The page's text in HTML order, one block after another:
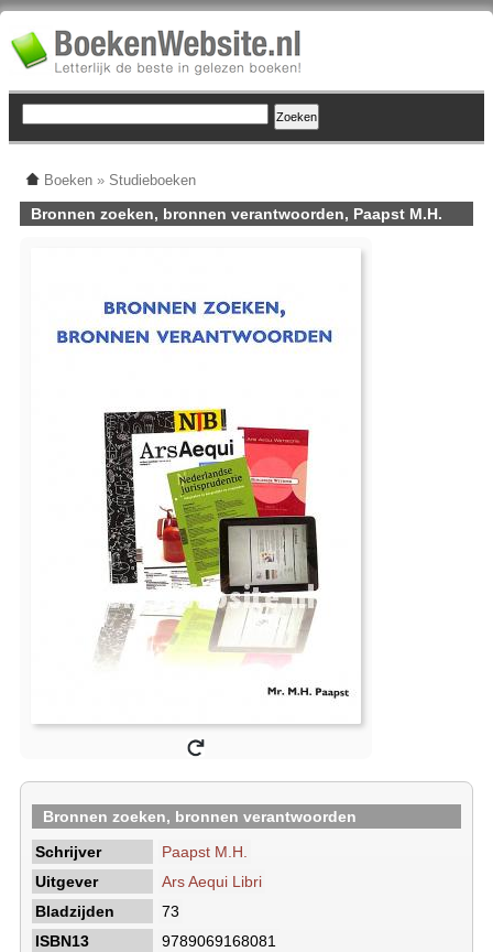
Boeken » Studieboeken
Bronnen zoeken, bronnen verantwoorden, Paapst M.H.
Bronnen zoeken, bronnen verantwoorden
Schrijver
Paapst M.H.
Uitgever
Ars Aequi Libri
Bladzijden
73
ISBN13
9789069168081